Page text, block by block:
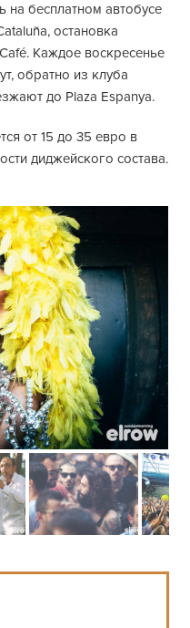
на бесплатном автобусе
остановка
Каждое воскресенье
обратно из клуба
до Plaza Espanya.
от 15 до 35 евро в
диджейского состава.